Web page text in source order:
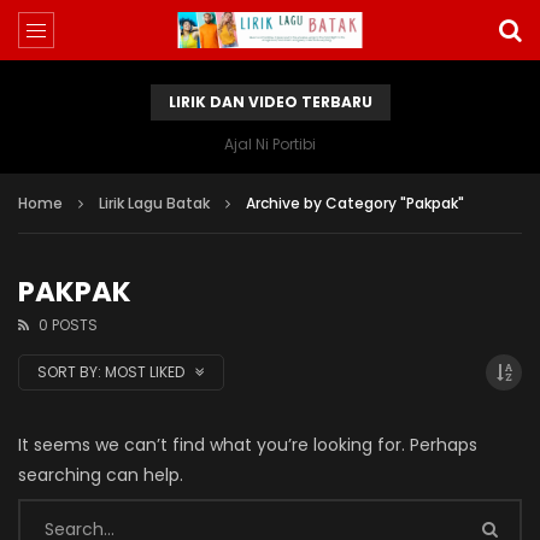
LIRIK DAN VIDEO TERBARU
Ajal Ni Portibi
Home Lirik Lagu Batak Archive by Category "Pakpak"
PAKPAK
0 POSTS
SORT BY: MOST LIKED
It seems we can’t find what you’re looking for. Perhaps
searching can help.